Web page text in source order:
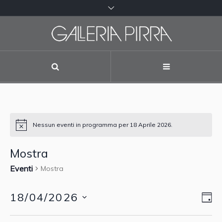
Nessun eventi in programma per 18 Aprile 2026.
Mostra
Eventi Mostra
18/04/2026
Seleziona